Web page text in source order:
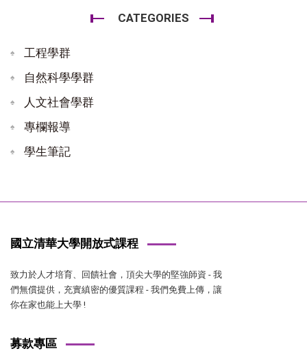
CATEGORIES
工程學群
自然科學學群
人文社會學群
專欄報導
學生筆記
國立清華大學開放式課程
致力於人才培育、回饋社會，頂尖大學的堅強師資 - 我
們無償提供，充實縝密的優質課程 - 我們免費上傳，讓
你在家也能上大學 !
募款專區